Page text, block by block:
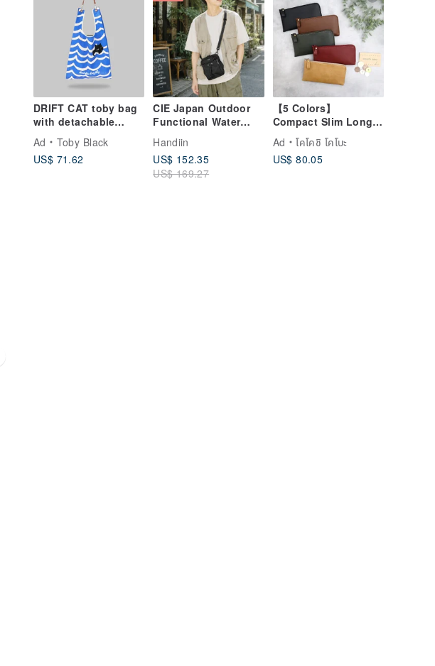
DRIFT CAT toby bag
with detachable
Ad
Toby Black
US$ 71.62
CIE Japan Outdoor
Functional Water
Convertible
Crossbody / Clutch
Handiin
US$ 152.35
US$ 169.27
【5 Colors】
Compact Slim Long
Wallet: Fits Bills
Perfectly, Small,
Functional, Easy to
Ad
โคโคชิ โคโบะ
US$ 80.05